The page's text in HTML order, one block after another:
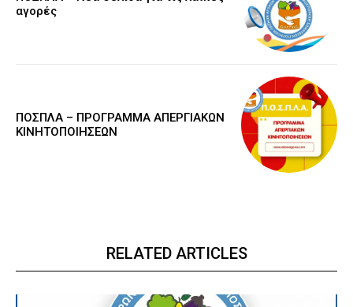
αγορές
ΠΟΣΠΛΑ – ΠΡΟΓΡΑΜΜΑ ΑΠΕΡΓΙΑΚΩΝ
ΚΙΝΗΤΟΠΟΙΗΣΕΩΝ
RELATED ARTICLES